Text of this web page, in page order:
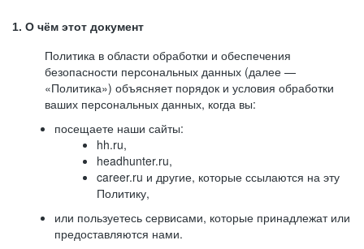
1. О чём этот документ
Политика в области обработки и обеспечения
безопасности персональных данных (далее —
«Политика») объясняет порядок и условия обработки
ваших персональных данных, когда вы:
посещаете наши сайты:
hh.ru,
headhunter.ru,
career.ru и другие, которые ссылаются на эту
Политику,
или пользуетесь сервисами, которые принадлежат или
предоставляются нами.